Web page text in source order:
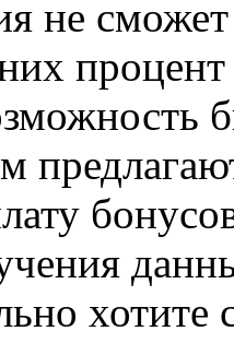
не
хотите